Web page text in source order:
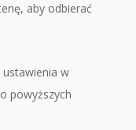
aby odbierać
w
powyższych